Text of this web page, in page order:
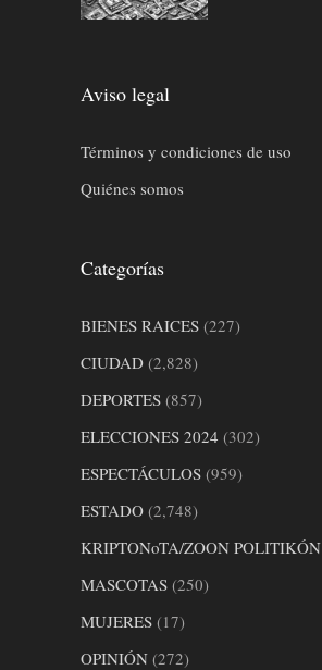
Aviso legal
Términos y condiciones de uso
Quiénes somos
Categorías
BIENES RAICES (227)
CIUDAD (2,828)
DEPORTES (857)
ELECCIONES 2024 (302)
ESPECTÁCULOS (959)
ESTADO (2,748)
KRIPTONoTA/ZOON POLITIKÓN
MASCOTAS (250)
MUJERES (17)
OPINIÓN (272)